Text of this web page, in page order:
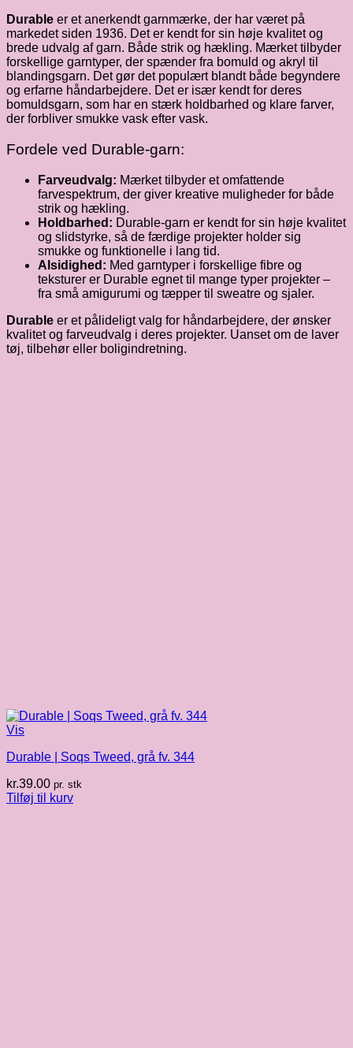
Durable er et anerkendt garnmærke, der har været på
markedet siden 1936. Det er kendt for sin høje kvalitet og
brede udvalg af garn. Både strik og hækling. Mærket tilbyder
forskellige garntyper, der spænder fra bomuld og akryl til
blandingsgarn. Det gør det populært blandt både begyndere
og erfarne håndarbejdere. Det er især kendt for deres
bomuldsgarn, som har en stærk holdbarhed og klare farver,
der forbliver smukke vask efter vask.
Fordele ved Durable-garn:
Farveudvalg: Mærket tilbyder et omfattende
farvespektrum, der giver kreative muligheder for både
strik og hækling.
Holdbarhed: Durable-garn er kendt for sin høje kvalitet
og slidstyrke, så de færdige projekter holder sig
smukke og funktionelle i lang tid.
Alsidighed: Med garntyper i forskellige fibre og
teksturer er Durable egnet til mange typer projekter –
fra små amigurumi og tæpper til sweatre og sjaler.
Durable er et pålideligt valg for håndarbejdere, der ønsker
kvalitet og farveudvalg i deres projekter. Uanset om de laver
tøj, tilbehør eller boligindretning.
Vis
Durable | Soqs Tweed, grå fv. 344
kr.39.00 pr. stk
Tilføj til kurv